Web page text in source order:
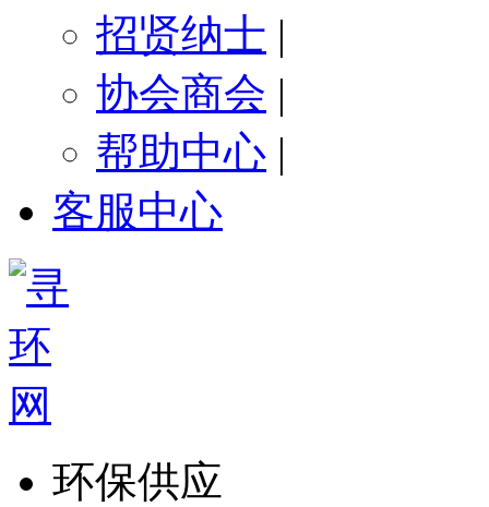
招贤纳士 |
协会商会 |
帮助中心 |
客服中心
环保供应